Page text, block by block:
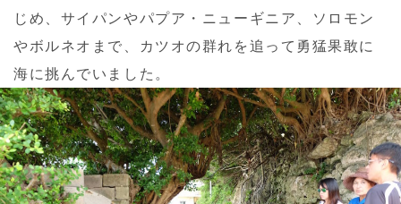
じめ、サイパンやパプア・ニューギニア、ソロモン
やボルネオまで、カツオの群れを追って勇猛果敢に
海に挑んでいました。